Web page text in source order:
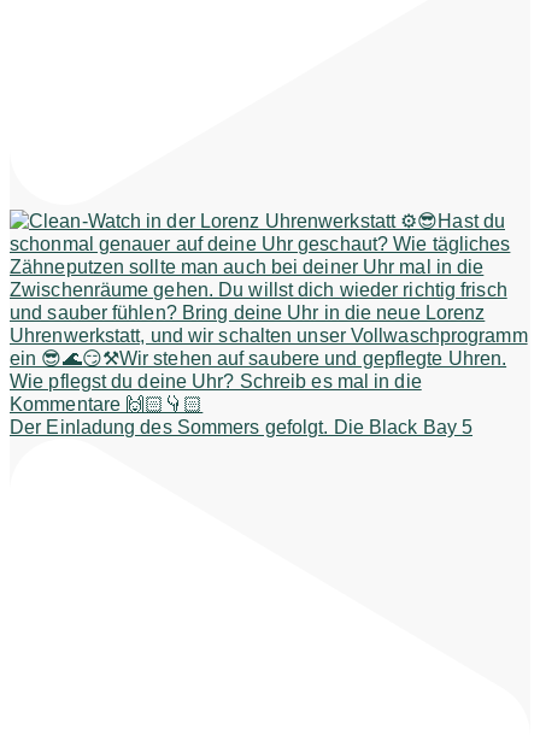
Der Einladung des Sommers gefolgt. Die Black Bay 5